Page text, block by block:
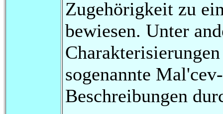
Zugehörigkeit zu
bewiesen. Unter
sogenannte
Beschreibungen